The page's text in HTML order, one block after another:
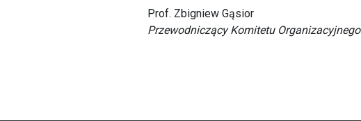
Prof. Zbigniew Gąsior
Przewodniczący Komitetu Organizacyjnego